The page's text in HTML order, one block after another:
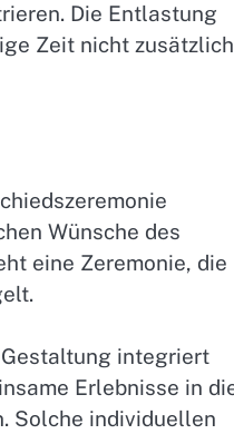
Die Entlastung
Zeit nicht zusätzlich
Wünsche des
eine Zeremonie, die
integriert
Erlebnisse in
Solche individuellen